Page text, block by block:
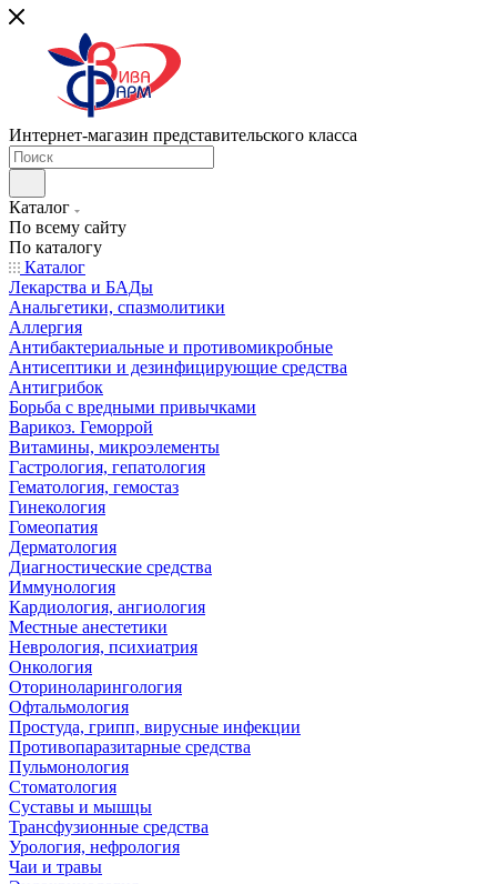
Интернет-магазин представительского класса
Каталог
По всему сайту
По каталогу
Каталог
Лекарства и БАДы
Анальгетики, спазмолитики
Аллергия
Антибактериальные и противомикробные
Антисептики и дезинфицирующие средства
Антигрибок
Борьба с вредными привычками
Варикоз. Геморрой
Витамины, микроэлементы
Гастрология, гепатология
Гематология, гемостаз
Гинекология
Гомеопатия
Дерматология
Диагностические средства
Иммунология
Кардиология, ангиология
Местные анестетики
Неврология, психиатрия
Онкология
Оториноларингология
Офтальмология
Простуда, грипп, вирусные инфекции
Противопаразитарные средства
Пульмонология
Стоматология
Суставы и мышцы
Трансфузионные средства
Урология, нефрология
Чаи и травы